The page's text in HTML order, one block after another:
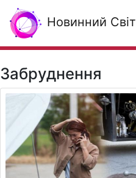
Новинний Світ
Забруднення